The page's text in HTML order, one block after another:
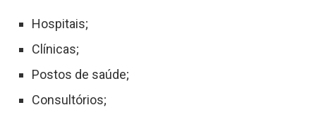
Hospitais;
Clínicas;
Postos de saúde;
Consultórios;